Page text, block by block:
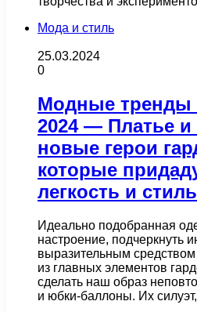
Мода и стиль
25.03.2024
0
Модные тренды
2024 — Платье
новые герои
которые
легкость и
Идеально подобранная
настроение, подчеркнуть
выразительным
из главных элементов
сделать наш образ
и юбки-баллоны. Их